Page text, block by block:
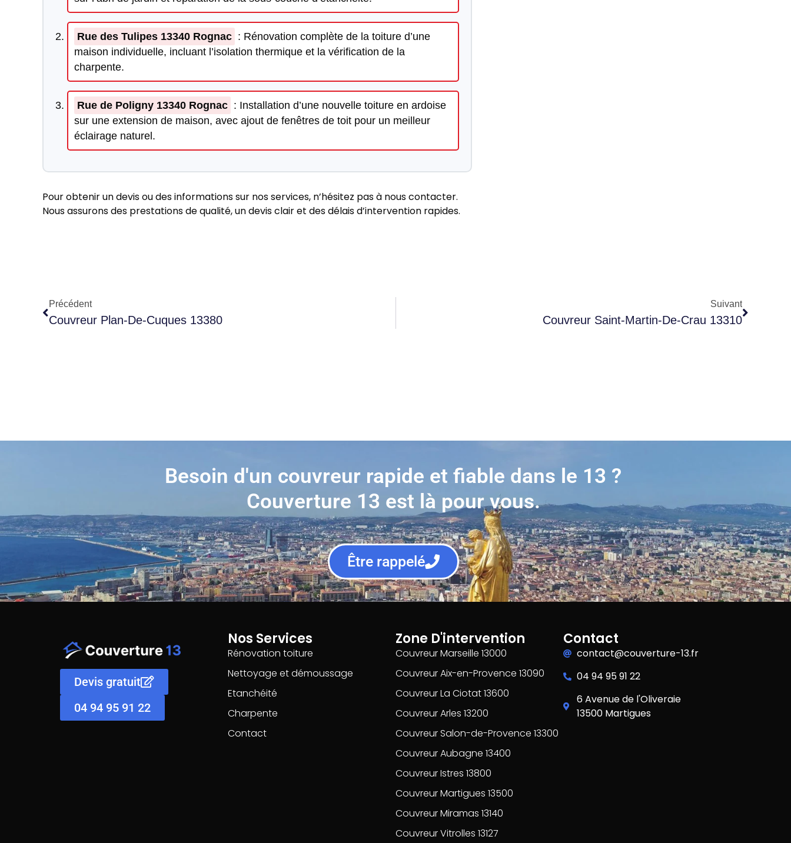
Rue des Tulipes 13340 Rognac : Rénovation complète de la toiture d’une
maison individuelle, incluant l’isolation thermique et la vérification de la
charpente.
Rue de Poligny 13340 Rognac : Installation d’une nouvelle toiture en ardoise
sur une extension de maison, avec ajout de fenêtres de toit pour un meilleur
éclairage naturel.
Pour obtenir un devis ou des informations sur nos services, n’hésitez pas à nous contacter.
Nous assurons des prestations de qualité, un devis clair et des délais d’intervention rapides.
Précédent
Couvreur Plan-De-Cuques 13380
Suivant
Couvreur Saint-Martin-De-Crau 13310
Besoin d'un couvreur rapide et fiable dans le 13 ?
Couverture 13 est là pour vous.
Être rappelé
Contact
contact@couverture-13.fr
04 94 95 91 22
6 Avenue de l'Oliveraie
13500 Martigues
Zone D'intervention
Couvreur Marseille 13000
Couvreur Aix-en-Provence 13090
Couvreur La Ciotat 13600
Couvreur Arles 13200
Couvreur Salon-de-Provence 13300
Couvreur Aubagne 13400
Couvreur Istres 13800
Couvreur Martigues 13500
Couvreur Miramas 13140
Couvreur Vitrolles 13127
Nos Services
Rénovation toiture
Nettoyage et démoussage
Etanchéité
Charpente
Contact
Devis gratuit
04 94 95 91 22